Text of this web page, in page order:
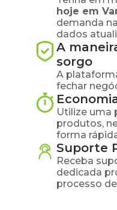
hoje em
demanda
dados
A
sorgo
A
fechar
Utilize uma
produtos,
forma
Suporte
Receba
dedicada
processo de